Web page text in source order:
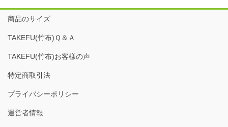
商品のサイズ
TAKEFU(竹布)Ｑ＆Ａ
TAKEFU(竹布)お客様の声
特定商取引法
プライバシーポリシー
運営者情報